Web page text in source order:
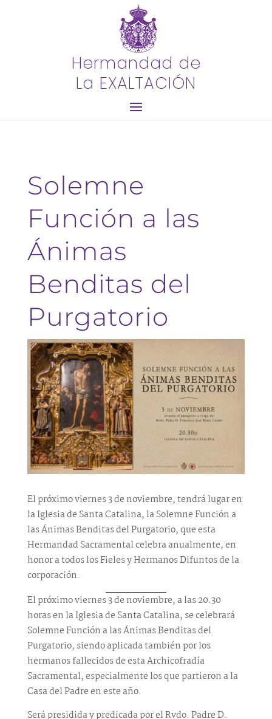
Hermandad de
La EXALTACIÓN
Solemne
Función a las
Ánimas
Benditas del
Purgatorio
El próximo viernes 3 de noviembre, tendrá lugar en
la Iglesia de Santa Catalina, la Solemne Función a
las Ánimas Benditas del Purgatorio, que esta
Hermandad Sacramental celebra anualmente, en
honor a todos los Fieles y Hermanos Difuntos de la
corporación.
El próximo viernes 3 de noviembre, a las 20.30
horas en la Iglesia de Santa Catalina, se celebrará
Solemne Función a las Ánimas Benditas del
Purgatorio, siendo aplicada también por los
hermanos fallecidos de esta Archicofradía
Sacramental, especialmente los que partieron a la
Casa del Padre en este año.
Será presidida y predicada por el Rvdo. Padre D.